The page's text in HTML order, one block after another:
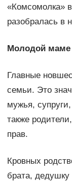
«Комсомолка»
разобралась в
Молодой маме
Главные
семьи. Это
мужья,
также
прав.
Кровных
брата,